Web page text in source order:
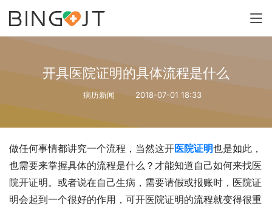
开具医院证明的具体流程是什么
病历新闻 2018-07-01 18:33
做任何事情都讲究一个流程，当然这开医院证明也是如此，
也需要来掌握具体的流程是什么？才能知道自己如何来找医
院开证明。或者说在自己生病，需要请假或报账时，医院证
明会起到一个很好的作用，可开医院证明的流程就变得很重